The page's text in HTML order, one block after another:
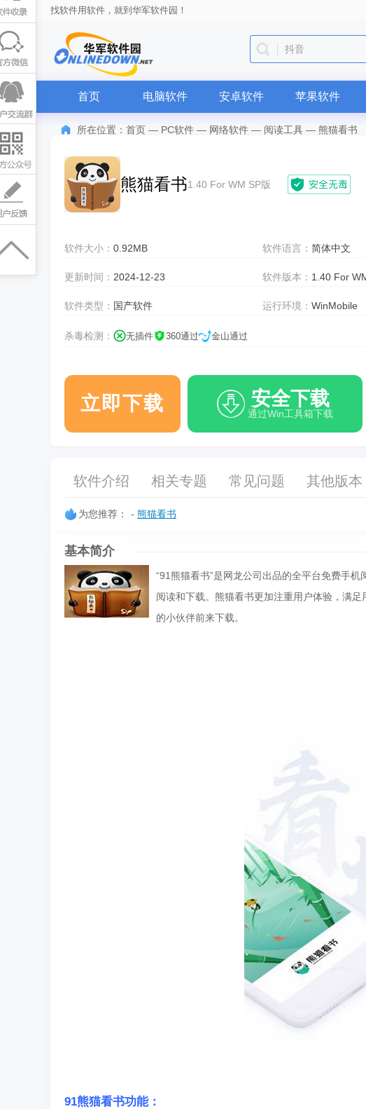
找软件用软件，就到华军软件园！
抖音
首页 电脑软件 安卓软件 苹果软件
所在位置： 首页 — PC软件 — 网络软件 — 阅读工具 — 熊猫看书
熊猫看书1.40 For WM SP版
软件大小： 0.92MB 软件语言：简体中文
更新时间： 2024-12-23 软件版本： 1.40 For
软件类型： 国产软件 运行环境：WinMobile
杀毒检测： 无插件 360通过 金山通过
立即下载 安全下载
通过Win工具箱下载
软件介绍 相关专题 常见问题 其他版本
为您推荐： - 熊猫看书
基本简介
“91熊猫看书”是网龙公司出品的全平台免费手
阅读和下载。熊猫看书更加注重用户体验，满
的小伙伴前来下载。
91熊猫看书功能：